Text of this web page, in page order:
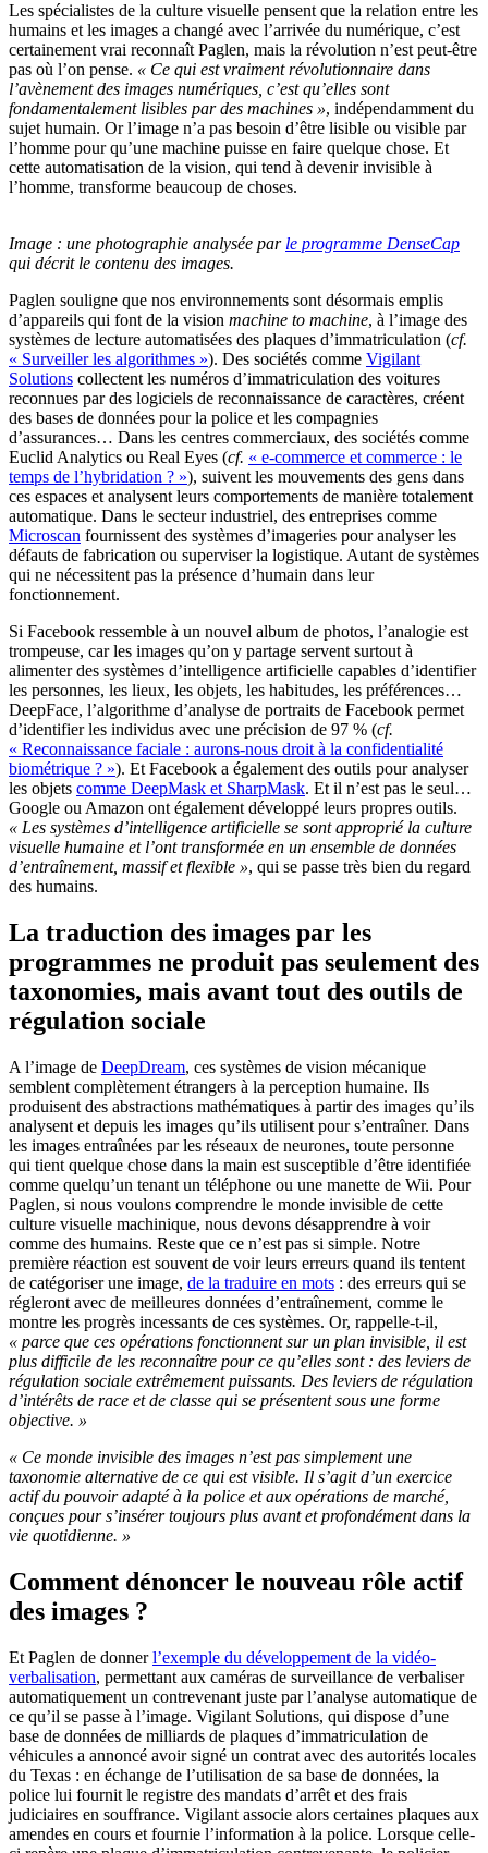
Les spécialistes de la culture visuelle pensent que la relation entre les
humains et les images a changé avec l’arrivée du numérique, c’est
certainement vrai reconnaît Paglen, mais la révolution n’est peut-être
pas où l’on pense. « Ce qui est vraiment révolutionnaire dans
l’avènement des images numériques, c’est qu’elles sont
fondamentalement lisibles par des machines », indépendamment du
sujet humain. Or l’image n’a pas besoin d’être lisible ou visible par
l’homme pour qu’une machine puisse en faire quelque chose. Et
cette automatisation de la vision, qui tend à devenir invisible à
l’homme, transforme beaucoup de choses.
Image : une photographie analysée par le programme DenseCap
qui décrit le contenu des images.
Paglen souligne que nos environnements sont désormais emplis
d’appareils qui font de la vision machine to machine, à l’image des
systèmes de lecture automatisées des plaques d’immatriculation (cf.
« Surveiller les algorithmes »). Des sociétés comme Vigilant
Solutions collectent les numéros d’immatriculation des voitures
reconnues par des logiciels de reconnaissance de caractères, créent
des bases de données pour la police et les compagnies
d’assurances… Dans les centres commerciaux, des sociétés comme
Euclid Analytics ou Real Eyes (cf. « e-commerce et commerce : le
temps de l’hybridation ? »), suivent les mouvements des gens dans
ces espaces et analysent leurs comportements de manière totalement
automatique. Dans le secteur industriel, des entreprises comme
Microscan fournissent des systèmes d’imageries pour analyser les
défauts de fabrication ou superviser la logistique. Autant de systèmes
qui ne nécessitent pas la présence d’humain dans leur
fonctionnement.
Si Facebook ressemble à un nouvel album de photos, l’analogie est
trompeuse, car les images qu’on y partage servent surtout à
alimenter des systèmes d’intelligence artificielle capables d’identifier
les personnes, les lieux, les objets, les habitudes, les préférences…
DeepFace, l’algorithme d’analyse de portraits de Facebook permet
d’identifier les individus avec une précision de 97 % (cf.
« Reconnaissance faciale : aurons-nous droit à la confidentialité
biométrique ? »). Et Facebook a également des outils pour analyser
les objets comme DeepMask et SharpMask. Et il n’est pas le seul…
Google ou Amazon ont également développé leurs propres outils.
« Les systèmes d’intelligence artificielle se sont approprié la culture
visuelle humaine et l’ont transformée en un ensemble de données
d’entraînement, massif et flexible », qui se passe très bien du regard
des humains.
La traduction des images par les
programmes ne produit pas seulement des
taxonomies, mais avant tout des outils de
régulation sociale
A l’image de DeepDream, ces systèmes de vision mécanique
semblent complètement étrangers à la perception humaine. Ils
produisent des abstractions mathématiques à partir des images qu’ils
analysent et depuis les images qu’ils utilisent pour s’entraîner. Dans
les images entraînées par les réseaux de neurones, toute personne
qui tient quelque chose dans la main est susceptible d’être identifiée
comme quelqu’un tenant un téléphone ou une manette de Wii. Pour
Paglen, si nous voulons comprendre le monde invisible de cette
culture visuelle machinique, nous devons désapprendre à voir
comme des humains. Reste que ce n’est pas si simple. Notre
première réaction est souvent de voir leurs erreurs quand ils tentent
de catégoriser une image, de la traduire en mots : des erreurs qui se
régleront avec de meilleures données d’entraînement, comme le
montre les progrès incessants de ces systèmes. Or, rappelle-t-il,
« parce que ces opérations fonctionnent sur un plan invisible, il est
plus difficile de les reconnaître pour ce qu’elles sont : des leviers de
régulation sociale extrêmement puissants. Des leviers de régulation
d’intérêts de race et de classe qui se présentent sous une forme
objective. »
« Ce monde invisible des images n’est pas simplement une
taxonomie alternative de ce qui est visible. Il s’agit d’un exercice
actif du pouvoir adapté à la police et aux opérations de marché,
conçues pour s’insérer toujours plus avant et profondément dans la
vie quotidienne. »
Comment dénoncer le nouveau rôle actif
des images ?
Et Paglen de donnerl’exemple du développement de la vidéo-
verbalisation, permettant aux caméras de surveillance de verbaliser
automatiquement un contrevenant juste par l’analyse automatique de
ce qu’il se passe à l’image. Vigilant Solutions, qui dispose d’une
base de données de milliards de plaques d’immatriculation de
véhicules a annoncé avoir signé un contrat avec des autorités locales
du Texas : en échange de l’utilisation de sa base de données, la
police lui fournit le registre des mandats d’arrêt et des frais
judiciaires en souffrance. Vigilant associe alors certaines plaques aux
amendes en cours et fournie l’information à la police. Lorsque celle-